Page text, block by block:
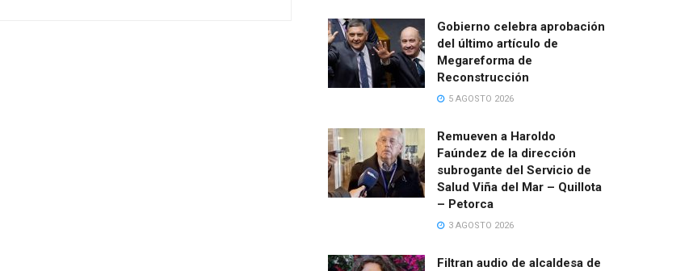
Gobierno celebra aprobación
del último artículo de
Megareforma de
Reconstrucción
5 AGOSTO 2026
Remueven a Haroldo
Faúndez de la dirección
subrogante del Servicio de
Salud Viña del Mar – Quillota
– Petorca
3 AGOSTO 2026
Filtran audio de alcaldesa de